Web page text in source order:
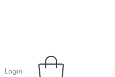
Login